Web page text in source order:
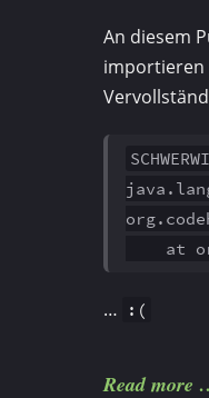
An diesem
importieren
at
… :(
Read more